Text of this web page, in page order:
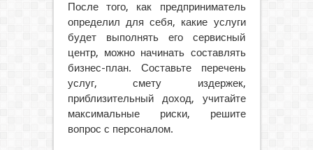
После того, как предприниматель
определил для себя, какие услуги
будет выполнять его сервисный
центр, можно начинать составлять
бизнес-план. Составьте перечень
услуг, смету издержек,
приблизительный доход, учитайте
максимальные риски, решите
вопрос с персоналом.